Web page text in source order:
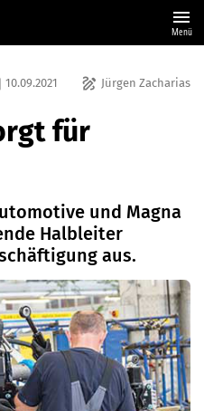
menu
Menü
draw Jürgen Zacharias
10.09.2021
für
und Magna
Halbleiter
aus.